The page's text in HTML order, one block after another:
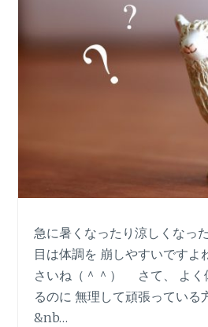
急に暑くなったり涼しくなっ
目は体調を 崩しやすいですよ
さいね（＾＾） さて、 よく
るのに 無理して頑張っている
&nb…